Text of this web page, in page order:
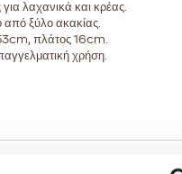
λαχανικά και κρέας.
ξύλο ακακίας.
πλάτος 16cm.
χρήση.